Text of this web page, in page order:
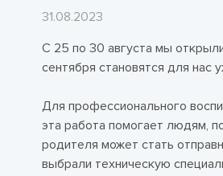
31.08.2023
С 25 по 30 августа мы
сентября становятся для нас
Для профессионального
эта работа помогает людям,
родителя может стать
выбрали техническую